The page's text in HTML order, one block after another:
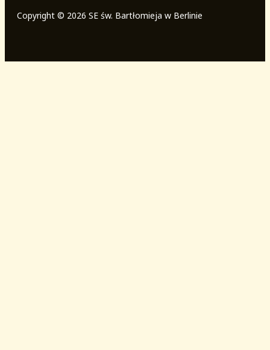
Copyright © 2026 SE św. Bartłomieja w Berlinie